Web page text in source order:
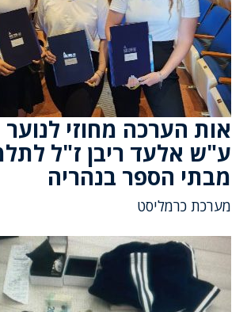
אות הערכה מחוזי
ע"ש אלעד ריבן ז"ל
מבתי הספר בנהריה
מערכת כרמליסט